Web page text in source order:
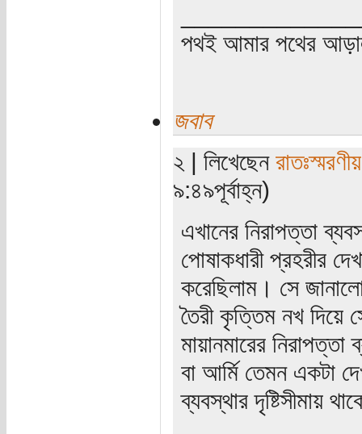
পথই আমার পথের
জবাব
২ | লিখেছেন রাতঃস্মরণীয়
৯:৪৯পূর্বাহ্ন)
এখানের নিরাপত্তা
পোষাকধারী প্রহরীর
করেছিলাম। সে
তৈরী কৃত্তিম নখ
মায়ানমারের
বা আর্মি তেমন একটা
ব্যবস্থার দৃষ্টিসীমায়